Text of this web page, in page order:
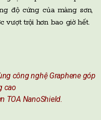
độ cứng của màng sơn,
vượt trội hơn bao giờ hết.
công nghệ Graphene góp
cao
TOA NanoShield.